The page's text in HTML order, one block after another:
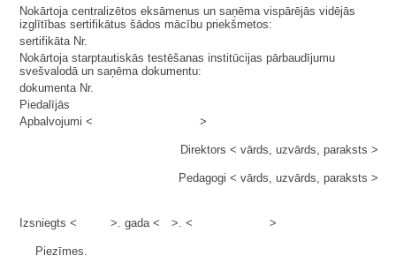
Nokārtoja centralizētos eksāmenus un saņēma vispārējās vidējās
izglītības sertifikātus šādos mācību priekšmetos:
sertifikāta Nr.
Nokārtoja starptautiskās testēšanas institūcijas pārbaudījumu
svešvalodā un saņēma dokumentu:
dokumenta Nr.
Piedalījās
Apbalvojumi <
>
Direktors < vārds, uzvārds, paraksts >
Pedagogi < vārds, uzvārds, paraksts >
Izsniegts < >. gada < >. < >
Piezīmes.